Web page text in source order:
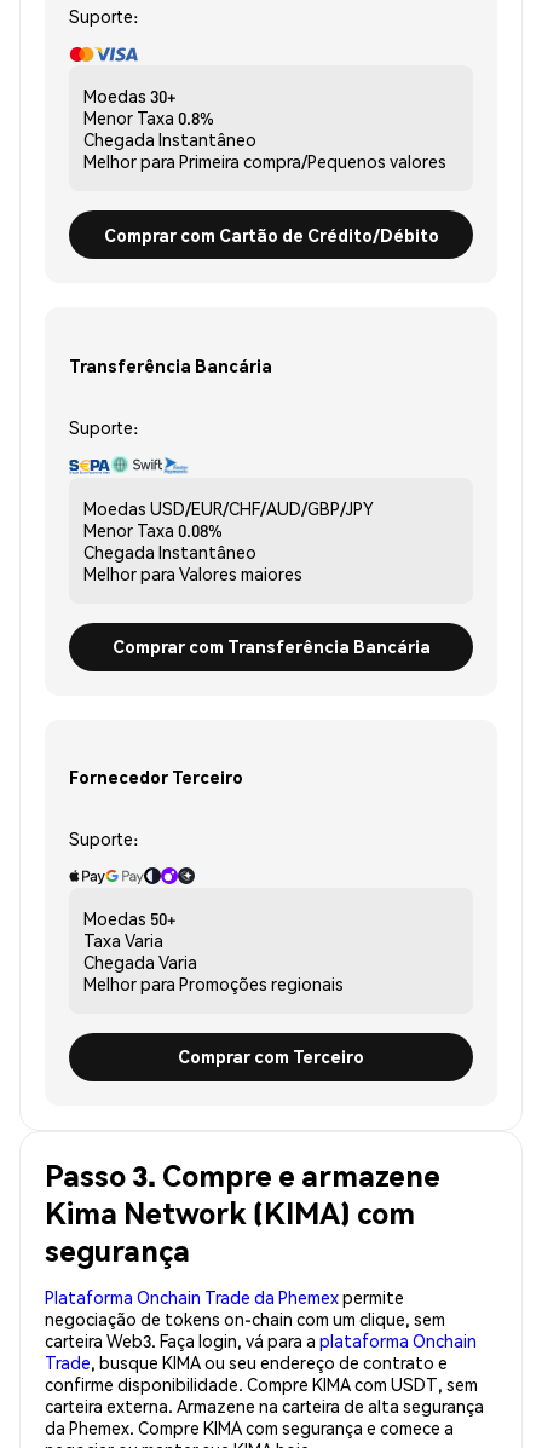
Suporte:
Moedas 30+
Menor Taxa 0.8%
Chegada Instantâneo
Melhor para Primeira compra/Pequenos valores
Comprar com Cartão de Crédito/Débito
Transferência Bancária
Suporte:
Moedas USD/EUR/CHF/AUD/GBP/JPY
Menor Taxa 0.08%
Chegada Instantâneo
Melhor para Valores maiores
Comprar com Transferência Bancária
Fornecedor Terceiro
Suporte:
Moedas 50+
Taxa Varia
Chegada Varia
Melhor para Promoções regionais
Comprar com Terceiro
Passo 3. Compre e armazene
Kima Network (KIMA) com
segurança
Plataforma Onchain Trade da Phemexpermite
negociação de tokens on-chain com um clique, sem
carteira Web3. Faça login, vá para a plataforma Onchain
Trade, busque KIMA ou seu endereço de contrato e
confirme disponibilidade. Compre KIMA com USDT, sem
carteira externa. Armazene na carteira de alta segurança
da Phemex. Compre KIMA com segurança e comece a